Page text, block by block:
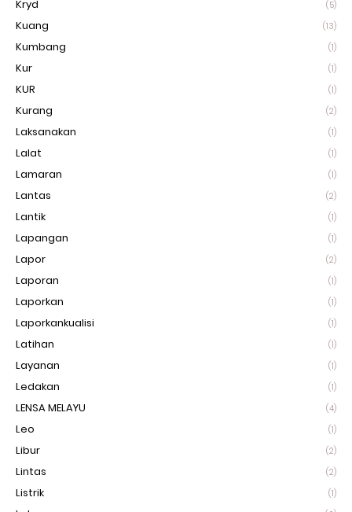
Kryd (5)
Kuang (13)
Kumbang (1)
Kur (1)
KUR (1)
Kurang (2)
Laksanakan (1)
Lalat (1)
Lamaran (1)
Lantas (2)
Lantik (1)
Lapangan (1)
Lapor (2)
Laporan (1)
Laporkan (1)
Laporkankualisi (1)
Latihan (1)
Layanan (1)
Ledakan (1)
LENSA MELAYU (4)
Leo (1)
Libur (2)
Lintas (2)
Listrik (1)